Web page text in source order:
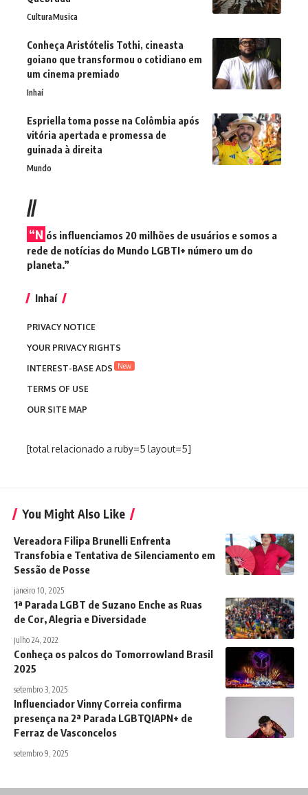
CulturaMusica
Conheça Aristótelis Tothi, cineasta
goiano que transformou o cotidiano em
um cinema premiado
Inhaí
Espriella toma posse na Colômbia após
vitória apertada e promessa de
guinada à direita
Mundo
//
“N ós influenciamos 20 milhões de usuários e somos a
rede de notícias do Mundo LGBTI+ número um do
planeta.”
Inhaí
PRIVACY NOTICE
YOUR PRIVACY RIGHTS
INTEREST-BASE ADS
New
TERMS OF USE
OUR SITE MAP
[total relacionado a ruby=5 layout=5]
You Might Also Like
Vereadora Filipa Brunelli Enfrenta
Transfobia e Tentativa de Silenciamento em
Sessão de Posse
janeiro 10, 2025
1ª Parada LGBT de Suzano Enche as Ruas
de Cor, Alegria e Diversidade
julho 24, 2022
Conheça os palcos do Tomorrowland Brasil
2025
setembro 3, 2025
Influenciador Vinny Correia confirma
presença na 2ª Parada LGBTQIAPN+ de
Ferraz de Vasconcelos
setembro 9, 2025